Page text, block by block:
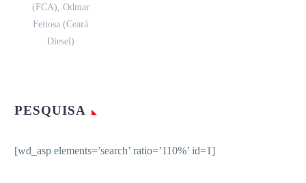
(FCA), Odmar
Feitosa (Ceará
Diesel)
PESQUISA
[wd_asp elements=’search’ ratio=’110%’ id=1]